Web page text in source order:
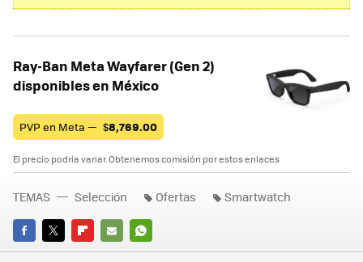
Ray-Ban Meta Wayfarer (Gen 2)
disponibles en México
PVP en Meta — $8,769.00
El precio podría variar. Obtenemos comisión por estos enlaces
FACEBOOK
TWITTERFLIPBOARD
E-
WHATSAPP
TEMAS Selección Ofertas Smartwatch